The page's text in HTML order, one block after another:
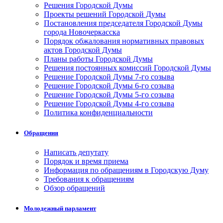
Решения Городской Думы
Проекты решений Городской Думы
Постановления председателя Городской Думы
города Новочеркасска
Порядок обжалования нормативных правовых
актов Городской Думы
Планы работы Городской Думы
Решения постоянных комиссий Городской Думы
Решение Городской Думы 7-го созыва
Решение Городской Думы 6-го созыва
Решение Городской Думы 5-го созыва
Решение Городской Думы 4-го созыва
Политика конфиденциальности
Обращения
Написать депутату
Порядок и время приема
Информация по обращениям в Городскую Думу
Требования к обращениям
Обзор обращений
Молодежный парламент